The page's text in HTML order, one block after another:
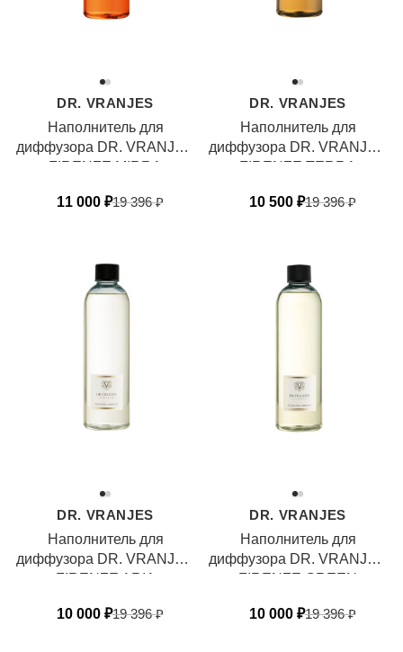
DR. VRANJES
Наполнитель для
диффузора DR. VRANJES
FIRENZE MIRRA
11 000 ₽19 396₽
DR. VRANJES
Наполнитель для
диффузора DR. VRANJES
FIRENZE TERRA
10 500 ₽19 396₽
DR. VRANJES
Наполнитель для
диффузора DR. VRANJES
FIRENZE ARIA
10 000 ₽19 396₽
DR. VRANJES
Наполнитель для
диффузора DR. VRANJES
FIRENZE GREEN
10 000 ₽19 396₽